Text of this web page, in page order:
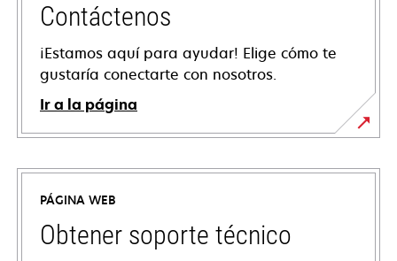
Contáctenos
¡Estamos aquí para ayudar! Elige cómo te
gustaría conectarte con nosotros.
Ir a la página
PÁGINA WEB
Obtener soporte técnico